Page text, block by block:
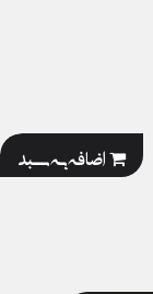
اضافه به سبد